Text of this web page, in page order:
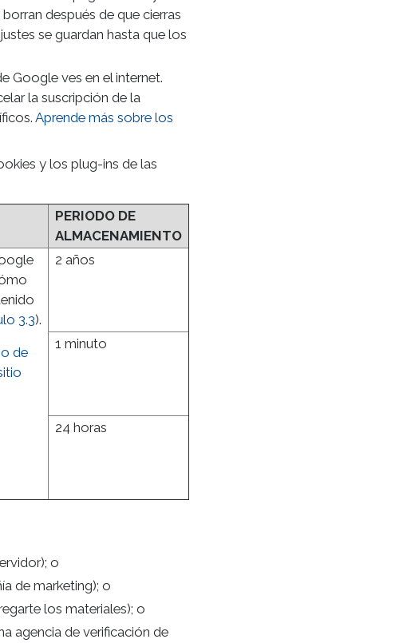
después de que cierras
se guardan hasta que los
Google ves en el internet.
la suscripción de la
Aprende más sobre los
y los plug-ins de las
PERIODO DE
ALMACENAMIENTO
3.3).
de
2 años
1 minuto
24 horas
o
de marketing); o
los materiales); o
agencia de verificación de